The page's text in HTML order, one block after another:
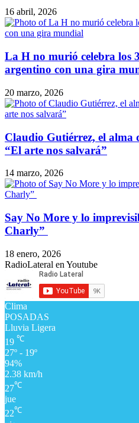
16 abril, 2026
La H no murió celebra los
argentino con una gira
20 marzo, 2026
Claudio Gutiérrez, el alma
“El arte nos salvará”
14 marzo, 2026
​Say No More y lo
Charly”
18 enero, 2026
RadioLateral en Youtube
Clima
POSADAS
Lluvia Ligera
19 ℃
27º - 19º
94%
2.38 km/h
27℃
jue
22℃